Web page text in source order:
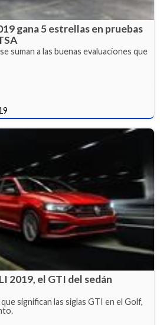
gana 5 estrellas en pruebas
suman a las buenas evaluaciones que
2019, el GTI del sedán
significan las siglas GTI en el Golf,